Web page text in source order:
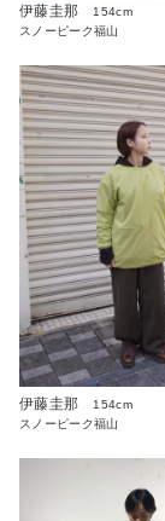
伊藤圭那
154cm
スノーピーク福山
伊藤圭那
154cm
スノーピーク福山